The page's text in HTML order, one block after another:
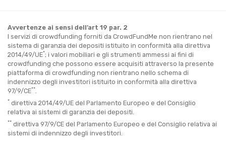
Avvertenze ai sensi dell’art 19 par. 2
I servizi di crowdfunding forniti da CrowdFundMe non rientrano nel
sistema di garanzia dei depositi istituito in conformità alla direttiva
2014/49/UE*; i valori mobiliari e gli strumenti ammessi ai fini di
crowdfunding che possono essere acquisiti attraverso la presente
piattaforma di crowdfunding non rientrano nello schema di
indennizzo degli investitori istituito in conformità alla direttiva
97/9/CE**
* direttiva 2014/49/UE del Parlamento Europeo e del Consiglio
relativa ai sistemi di garanzia dei depositi.
** direttiva 97/9/CE del Parlamento Europeo e del Consiglio relativa ai
sistemi di indennizzo degli investitori.